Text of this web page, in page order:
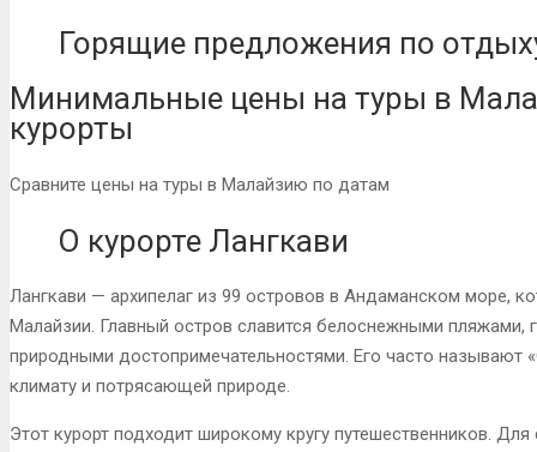
Горящие предложения по
Минимальные цены на туры в
курорты
Сравните цены на туры в Малайзию по датам
О курорте Лангкави
Лангкави — архипелаг из 99 островов в Андаманском море,
Малайзии. Главный остров славится белоснежными
природными достопримечательностями. Его часто называют
климату и потрясающей природе.
Этот курорт подходит широкому кругу путешественников.